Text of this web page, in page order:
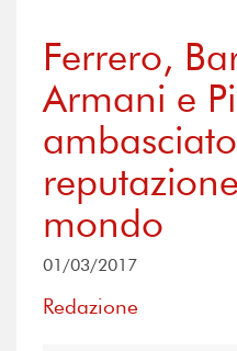
Ferrero,
Armani e
mondo
01/03/2017
Redazione